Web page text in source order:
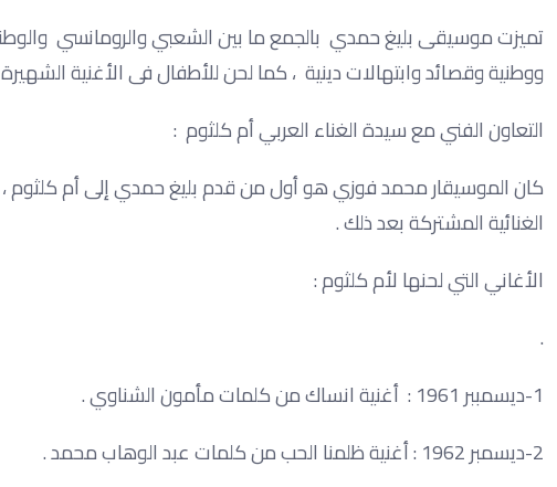
تميزت موسيقى بليغ حمدي بالجمع ما بين الشعبي والرومانسي
ووطنية وقصائد وابتهالات دينية ، كما لحن للأطفال فى الأغنية
التعاون الفني مع سيدة الغناء العربي أم كلثوم :
كان الموسيقار محمد فوزي هو أول من قدم بليغ حمدي إلى أم كلثوم ،
الغنائية المشتركة بعد ذلك .
الأغاني التي لحنها لأم كلثوم :
.
1-ديسمببر 1961 : أغنية انساك من كلمات مأمون الشناوي .
2-ديسمبر 1962 : أغنية ظلمنا الحب من كلمات عبد الوهاب محمد .